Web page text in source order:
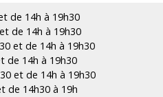
de 14h à 19h30
de 14h à 19h30
et de 14h à 19h30
de 14h à 19h30
et de 14h à 19h30
de 14h30 à 19h